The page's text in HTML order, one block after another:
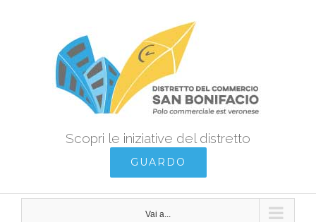
Scopri le iniziative del distretto
GUARDO
Vai a...